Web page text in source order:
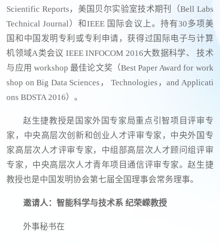
Scientific Reports，美国贝尔实验室技术期刊（Bell Labs
Technical Journal）和IEEE 国际会议上。持有30多项美
国和中国发明专利或专利申请，获得过国际电子与计算
机领域A类会议 IEEE INFOCOM 2016大数据科学、 技术
与应用 workshop 最佳论文奖（Best Paper Award for work
shop on Big Data Sciences， Technologies，and Applicati
ons BDSTA 2016）。
赵生捷教授是国家外国专家局重点引智项目评审专
家，中央高层次创新和创业人才评审专家，中央外国专
家高层次人才评审专家，中组部高层次人才顾问组评审
专家，中央高层次人才青年项目通信评审专家。赵生捷
教授也是中国发明协会第七届全国理事会常务理事。
邀请人：智能科学与技术系 纪荣嵘教授
外事秘书在